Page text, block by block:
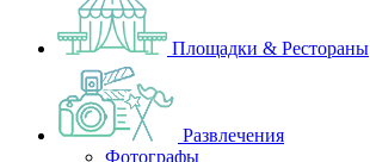
Площадки & Рестораны
Развлечения
Фотографы